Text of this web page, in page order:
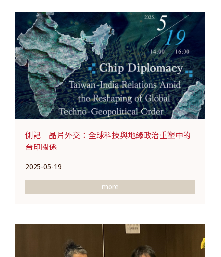
側記｜晶片外交：全球科技與地緣政治重塑中的
台印關係
2025-05-19
more